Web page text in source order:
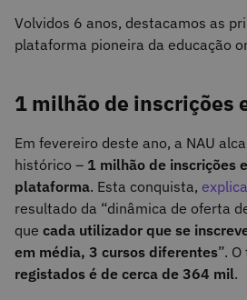
Volvidos 6 anos, destacamos as
plataforma pioneira da educação
1 milhão de inscrições
Em fevereiro deste ano, a NAU
histórico – 1 milhão de inscrições
plataforma. Esta conquista,
resultado da “dinâmica de oferta
que cada utilizador que se
em média, 3 cursos diferentes”.
registados é de cerca de 364 mil.